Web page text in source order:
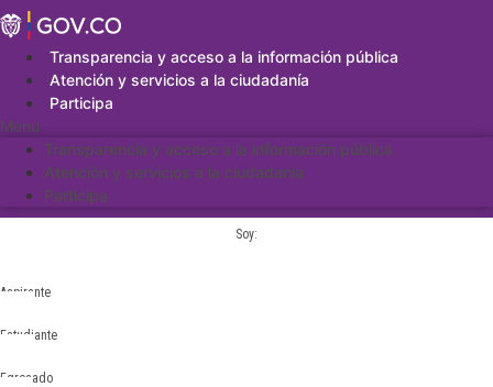
Saltar
al
contenidoTransparencia y acceso a la información pública
Atención y servicios a la ciudadanía
Participa
Menu
Transparencia y acceso a la información pública
Atención y servicios a la ciudadanía
Participa
Soy:
Aspirante
Estudiante
Egresado